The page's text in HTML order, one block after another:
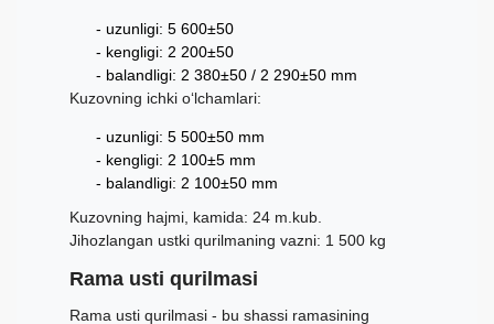
uzunligi: 5 600±50
kengligi: 2 200±50
balandligi: 2 380±50 / 2 290±50 mm
Kuzovning ichki o‘lchamlari:
uzunligi: 5 500±50 mm
kengligi: 2 100±5 mm
balandligi: 2 100±50 mm
Kuzovning hajmi, kamida: 24 m.kub.
Jihozlangan ustki qurilmaning vazni: 1 500 kg
Rama usti qurilmasi
Rama usti qurilmasi - bu shassi ramasining